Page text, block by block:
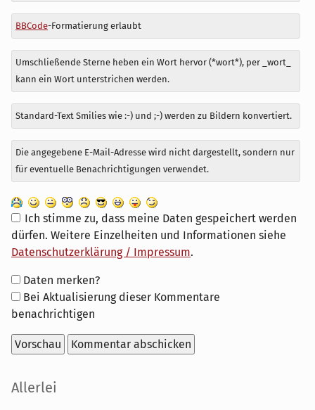
BBCode-Formatierung erlaubt
Umschließende Sterne heben ein Wort hervor (*wort*), per _wort_
kann ein Wort unterstrichen werden.
Standard-Text Smilies wie :-) und ;-) werden zu Bildern konvertiert.
Die angegebene E-Mail-Adresse wird nicht dargestellt, sondern nur
für eventuelle Benachrichtigungen verwendet.
Ich stimme zu, dass meine Daten gespeichert werden
dürfen. Weitere Einzelheiten und Informationen siehe
Datenschutzerklärung / Impressum.
Formular-
Optionen
Daten merken?
Bei Aktualisierung dieser Kommentare
benachrichtigen
Seitenleiste
Allerlei